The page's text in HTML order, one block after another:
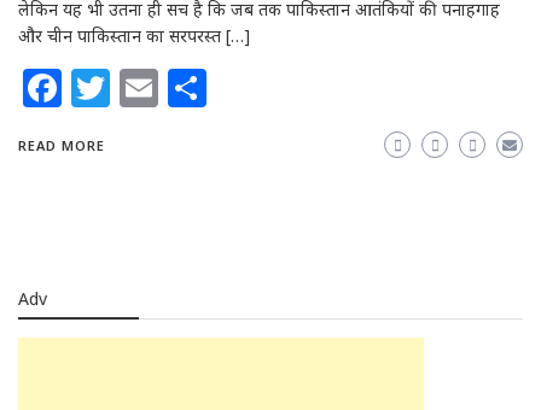
लेकिन यह भी उतना ही सच है कि जब तक पाकिस्तान आतंकियों की पनाहगाह
और चीन पाकिस्तान का सरपरस्त […]
Facebook
Twitter
Email
READ MORE
Adv